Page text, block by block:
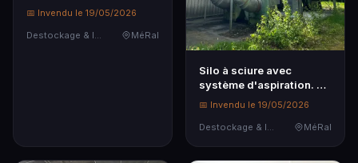
📅 Invendu le 19/05/2026
MéRal
Silo à sciure avec
système d'aspiration. A
charge de démonta…
📅 Invendu le 19/05/2026
Destockage & Invendus
MéRal